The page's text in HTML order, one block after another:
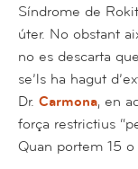
Síndrome de
úter. No obstant
no es descarta
se’ls ha hagut
Dr. Carmona, en
força restrictius
Quan portem 15